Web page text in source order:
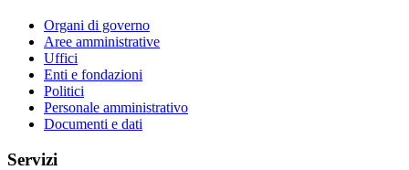
Organi di governo
Aree amministrative
Uffici
Enti e fondazioni
Politici
Personale amministrativo
Documenti e dati
Servizi